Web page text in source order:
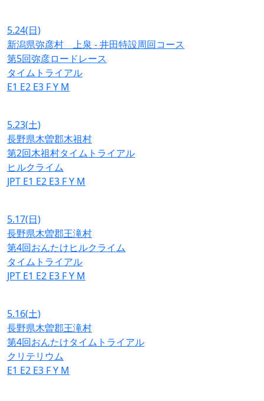
5.24(日)
新潟県弥彦村 上泉 - 井田特設周回コース
第5回弥彦ロードレース
タイムトライアル
E1 E2 E3 FY M
5.23(土)
長野県木曽郡木祖村
第2回木祖村タイムトライアル
ヒルクライム
JPT E1 E2 E3 FY M
5.17(日)
長野県木曽郡王滝村
第4回おんたけヒルクライム
タイムトライアル
JPT E1 E2 E3 FY M
5.16(土)
長野県木曽郡王滝村
第4回おんたけタイムトライアル
クリテリウム
E1 E2 E3 FY M